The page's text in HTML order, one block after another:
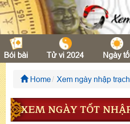
Bói bài Tử vi 2024 Ngày
Home Xem ngày nhập trạch
XEM NGÀY TỐT